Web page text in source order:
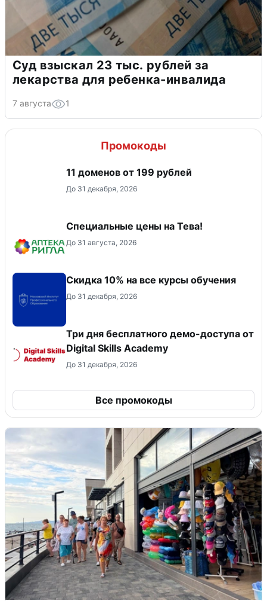
Суд взыскал 23 тыс. рублей за
лекарства для ребенка-инвалида
7 августа 1
Промокоды
11 доменов от 199 рублей
До 31 декабря, 2026
Специальные цены на Тева!
До 31 августа, 2026
Скидка 10% на все курсы обучения
До 31 декабря, 2026
Три дня бесплатного демо-доступа от
Digital Skills Academy
До 31 декабря, 2026
Все промокоды